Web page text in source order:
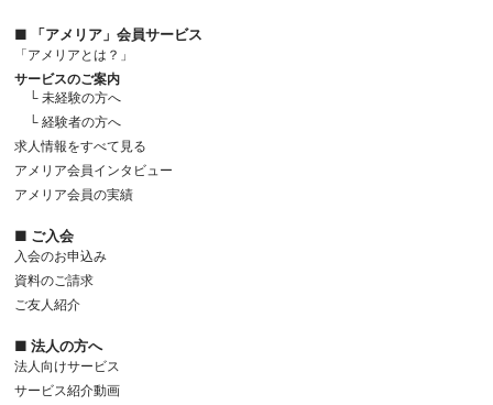
■ 「アメリア」会員サービス
「アメリアとは？」
サービスのご案内
└ 未経験の方へ
└ 経験者の方へ
求人情報をすべて見る
アメリア会員インタビュー
アメリア会員の実績
■ ご入会
入会のお申込み
資料のご請求
ご友人紹介
■ 法人の方へ
法人向けサービス
サービス紹介動画